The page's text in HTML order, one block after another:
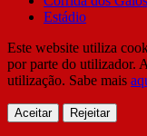
Estádio
Este website utiliza
por parte do utilizador.
utilização. Sabe mais
Aceitar Rejeitar